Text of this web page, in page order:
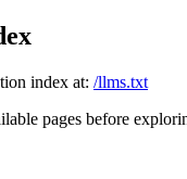
index at: /llms.txt
pages before